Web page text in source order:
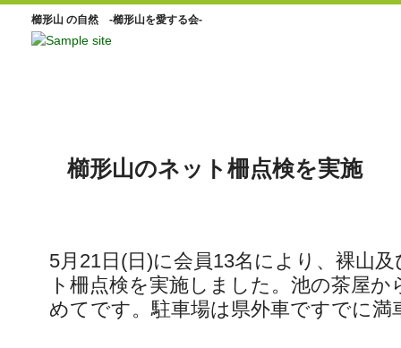
櫛形山 の自然 -櫛形山を愛する会-
櫛形山のネット柵点検を実施
5月21日(日)に会員13名により、裸山
ト柵点検を実施しました。池の茶屋か
めてです。駐車場は県外車ですでに満